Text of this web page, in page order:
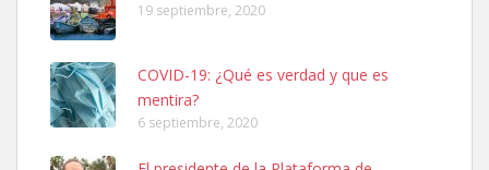
SHIBA PERDIDO AVDA JOSE MESA Y LOPEZ
19 septiembre, 2020
COVID-19: ¿Qué es verdad y que es
mentira?
6 septiembre, 2020